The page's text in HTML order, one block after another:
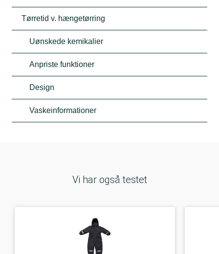
Tørretid v. hængetørring
Uønskede kemikalier
Anpriste funktioner
Design
Vaskeinformationer
Vi har også testet